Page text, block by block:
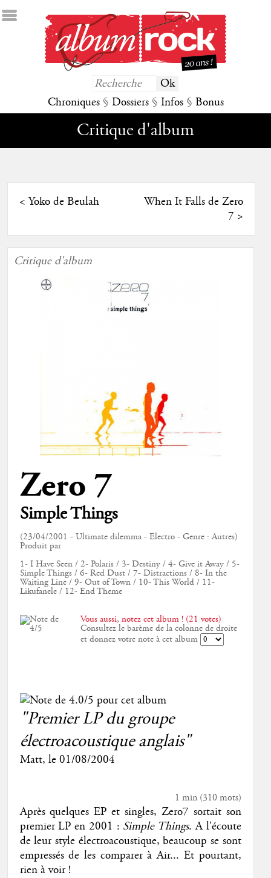
Chroniques § Dossiers § Infos § Bonus
Critique d'album
< Yoko de Beulah
When It Falls de Zero
7 >
Critique d'album
Zero 7
Simple Things
(23/04/2001 - Ultimate dilemma - Electro - Genre : Autres)
Produit par
1- I Have Seen / 2- Polaris / 3- Destiny / 4- Give it Away / 5-
Simple Things / 6- Red Dust / 7- Distractions / 8- In the
Waiting Line / 9- Out of Town / 10- This World / 11-
Likufanele / 12- End Theme
Vous aussi, notez cet album ! (21 votes)
Consultez le barème de la colonne de droite
et donnez votre note à cet album
"Premier LP du groupe
électroacoustique anglais"
Matt, le 01/08/2004
1 min(310mots)
Après quelques EP et singles, Zero7 sortait son
premier LP en 2001 : Simple Things. A l'écoute
de leur style électroacoustique, beaucoup se sont
empressés de les comparer à Air... Et pourtant,
rien à voir !